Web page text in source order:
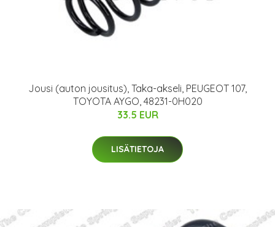
Jousi (auton jousitus), Taka-akseli, PEUGEOT 107,
TOYOTA AYGO, 48231-0H020
33.5 EUR
LISÄTIETOJA